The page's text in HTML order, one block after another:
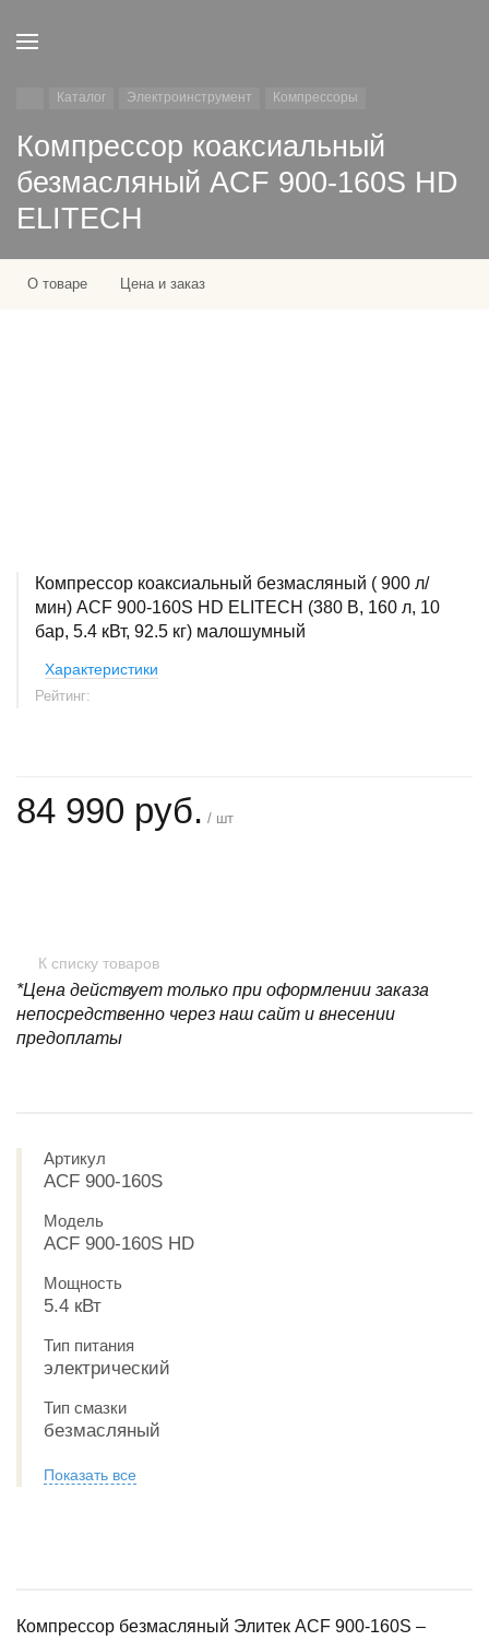
Каталог Электроинструмент Компрессоры
Компрессор коаксиальный
безмасляный ACF 900-160S HD
ELITECH
О товаре Цена и заказ
Компрессор коаксиальный безмасляный ( 900 л/
мин) ACF 900-160S HD ELITECH (380 В, 160 л, 10
бар, 5.4 кВт, 92.5 кг) малошумный
Характеристики
Рейтинг:
84 990 руб. / шт
К списку товаров
*Цена действует только при оформлении заказа
непосредственно через наш сайт и внесении
предоплаты
Артикул
ACF 900-160S
Модель
ACF 900-160S HD
Мощность
5.4 кВт
Тип питания
электрический
Тип смазки
безмасляный
Показать все
Компрессор безмасляный Элитек ACF 900-160S –